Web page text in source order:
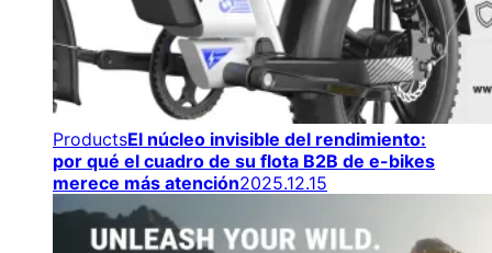
ProductsEl núcleo invisible del rendimiento:
por qué el cuadro de su flota B2B de e-bikes
merece más atención2025.12.15